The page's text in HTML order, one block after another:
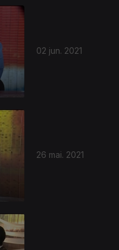
02 jun. 2021
26 mai. 2021